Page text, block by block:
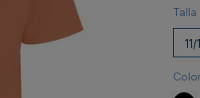
Talla